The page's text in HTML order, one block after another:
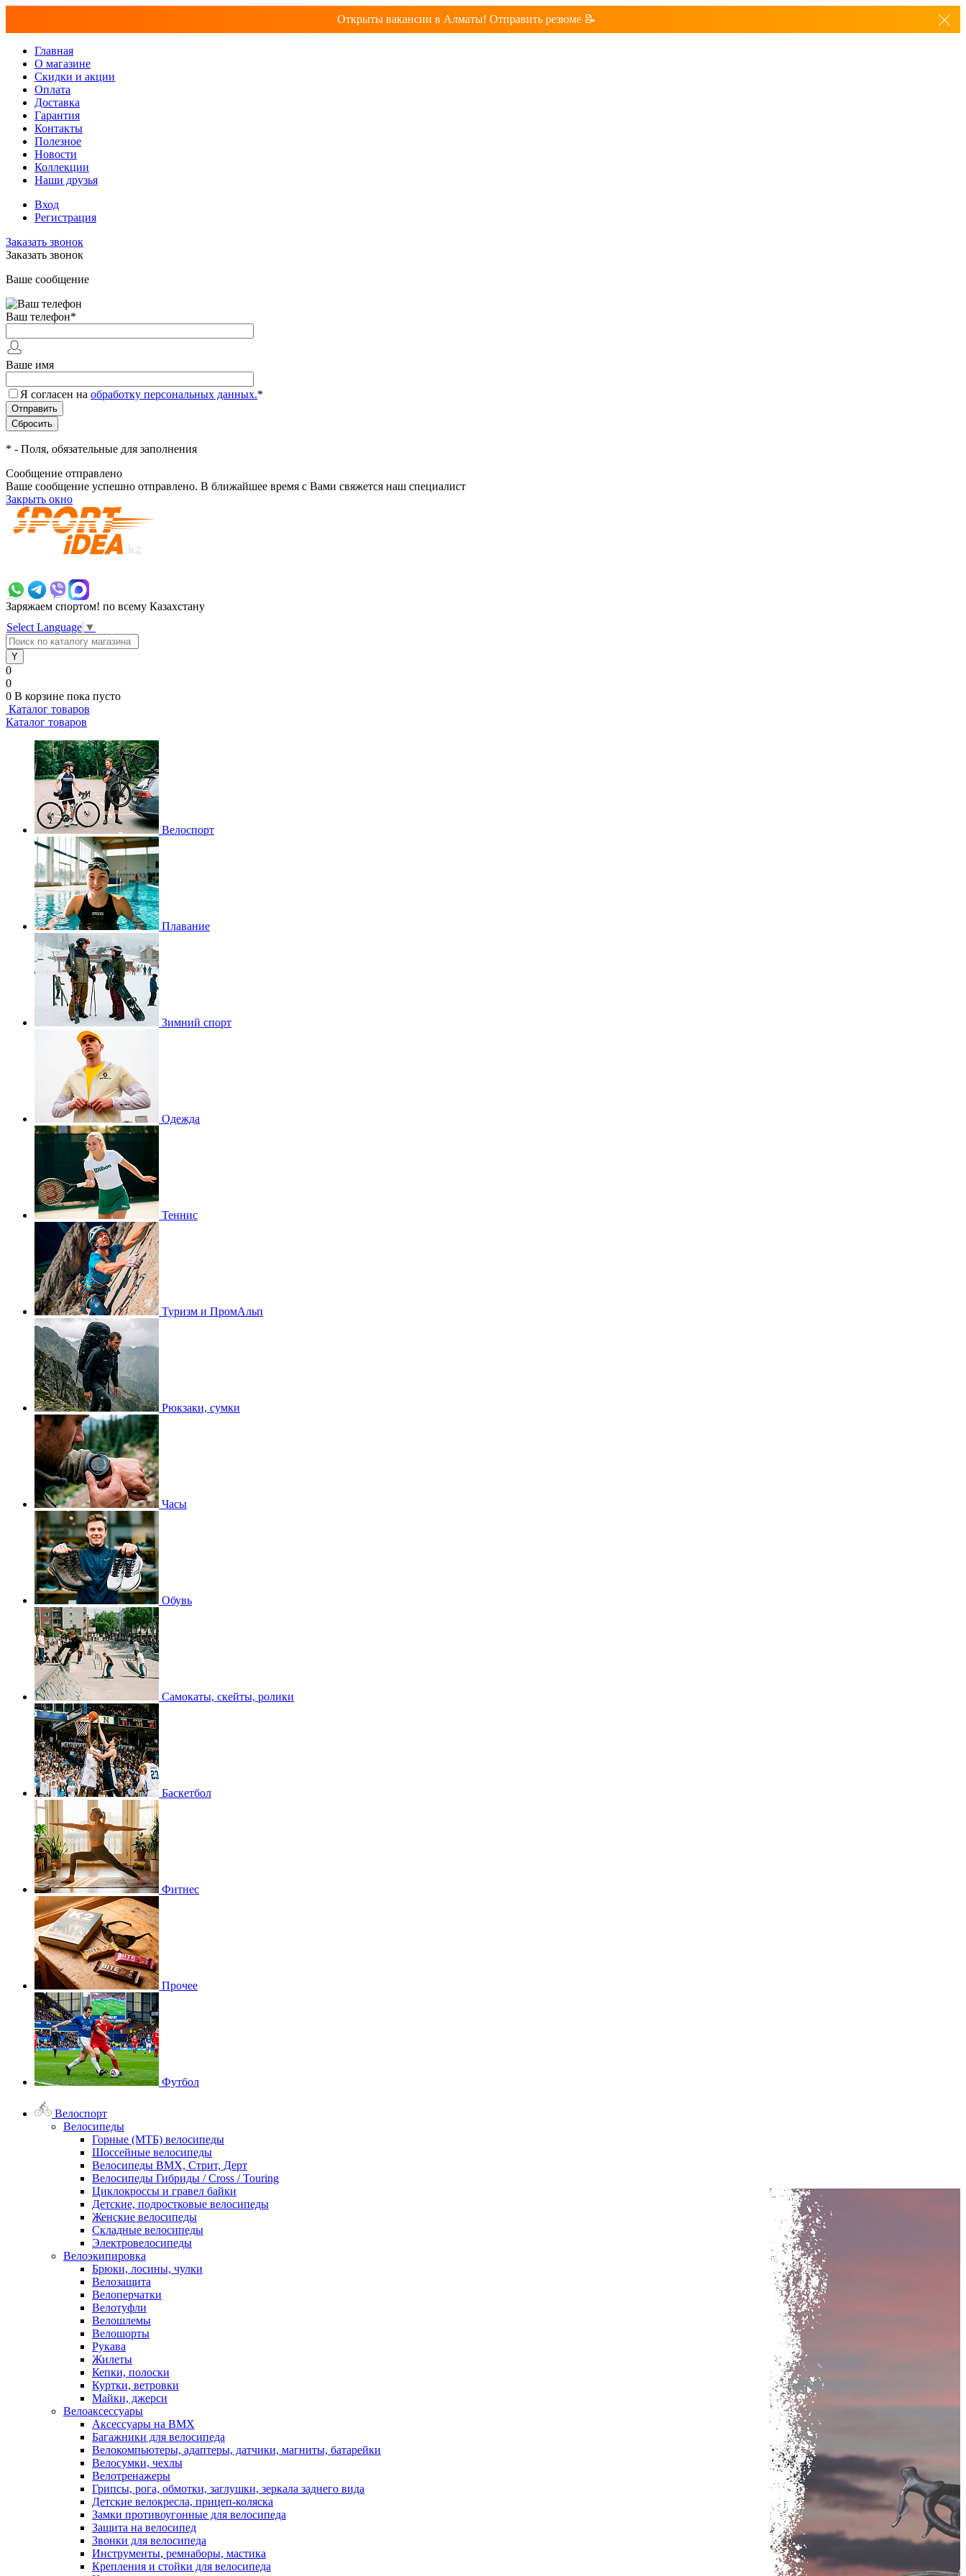
Открыты вакансии в Алматы! Отправить резюме 📝
Главная
О магазине
Скидки и акции
Оплата
Доставка
Гарантия
Контакты
Полезное
Новости
Коллекции
Наши друзья
Вход
Регистрация
Заказать звонок
Заказать звонок
Ваше сообщение
Ваш телефон*
Ваше имя
Я согласен на обработку персональных данных.*
* - Поля, обязательные для заполнения
Сообщение отправлено
Ваше сообщение успешно отправлено. В ближайшее время с Вами свяжется наш специалист
Закрыть окно
Заряжаем спортом! по всему Казахстану
Select Language ▼
0
0
0 В корзине пока пусто
Каталог товаров
Каталог товаров
Велоспорт
Плавание
Зимний спорт
Одежда
Теннис
Туризм и ПромАльп
Рюкзаки, сумки
Часы
Обувь
Самокаты, скейты, ролики
Баскетбол
Фитнес
Прочее
Футбол
Велоспорт
Велосипеды
Горные (МТБ) велосипеды
Шоссейные велосипеды
Велосипеды BMX, Стрит, Дерт
Велосипеды Гибриды / Cross / Touring
Циклокроссы и гравел байки
Детские, подростковые велосипеды
Женские велосипеды
Складные велосипеды
Электровелосипеды
Велоэкипировка
Брюки, лосины, чулки
Велозащита
Велоперчатки
Велотуфли
Велошлемы
Велошорты
Рукава
Жилеты
Кепки, полоски
Куртки, ветровки
Майки, джерси
Велоаксессуары
Аксессуары на BMX
Багажники для велосипеда
Велокомпьютеры, адаптеры, датчики, магниты, батарейки
Велосумки, чехлы
Велотренажеры
Грипсы, рога, обмотки, заглушки, зеркала заднего вида
Детские велокресла, прицеп-коляска
Замки противоугонные для велосипеда
Защита на велосипед
Звонки для велосипеда
Инструменты, ремнаборы, мастика
Крепления и стойки для велосипеда